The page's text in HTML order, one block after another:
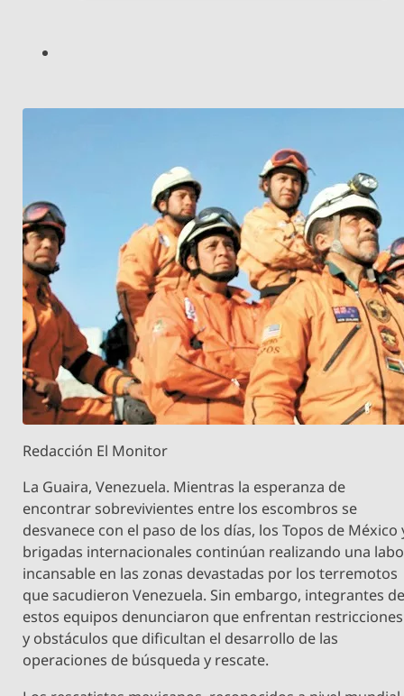
Redacción El Monitor
La Guaira, Venezuela. Mientras la esperanza de
encontrar sobrevivientes entre los escombros se
desvanece con el paso de los días, los Topos de México
brigadas internacionales continúan realizando una
incansable en las zonas devastadas por los terremotos
que sacudieron Venezuela. Sin embargo, integrantes
estos equipos denunciaron que enfrentan restricciones
y obstáculos que dificultan el desarrollo de las
operaciones de búsqueda y rescate.